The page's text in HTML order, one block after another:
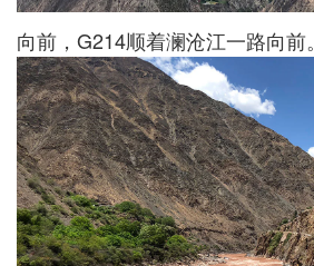
向前，G214顺着澜沧江一路向前。